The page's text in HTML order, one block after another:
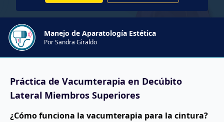
Manejo de Aparatología Estética
Por Sandra Giraldo
Práctica de Vacumterapia en Decúbito
Lateral Miembros Superiores
¿Cómo funciona la vacumterapia para la cintura?